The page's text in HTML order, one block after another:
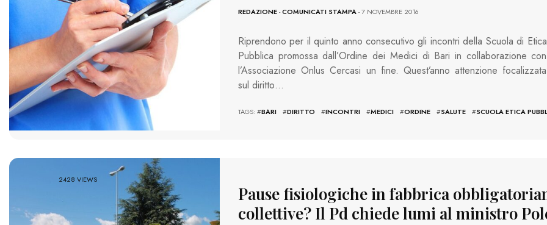
REDAZIONE-COMUNICATI STAMPA- 7 NOVEMBRE 2016
Riprendono per il quinto anno consecutivo gli incontri della Scuola di Etica
Pubblica promossa dall’Ordine dei Medici di Bari in collaborazione con
l’Associazione Onlus Cercasi un fine. Quest’anno attenzione focalizzata
sul diritto…
TAGS: #BARI #DIRITTO #INCONTRI #MEDICI #ORDINE #SALUTE #SCUOLA ETICA
2428 VIEWS
Pause fisiologiche in fabbrica
collettive? Il Pd chiede lumi al ministro